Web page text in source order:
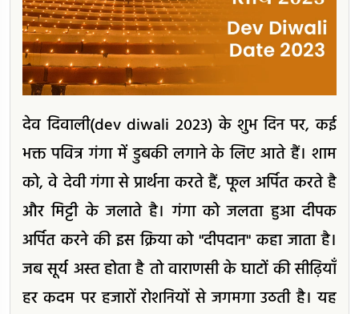
देव दिवाली(dev diwali 2023) के शुभ दिन पर, कई
भक्त पवित्र गंगा में डुबकी लगाने के लिए आते हैं। शाम
को, वे देवी गंगा से प्रार्थना करते हैं, फूल अर्पित करते है
और मिट्टी के जलाते है। गंगा को जलता हुआ दीपक
अर्पित करने की इस क्रिया को "दीपदान" कहा जाता है।
जब सूर्य अस्त होता है तो वाराणसी के घाटों की सीढ़ियाँ
हर कदम पर हजारों रोशनियों से जगमगा उठती है। यह